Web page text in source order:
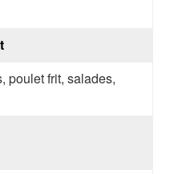
poulet frit, salades,